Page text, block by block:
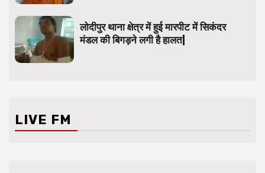
लोदीपुर थाना क्षेत्र में हुई मारपीट में सिकंदर
मंडल की बिगड़ने लगी है हालत|
LIVE FM